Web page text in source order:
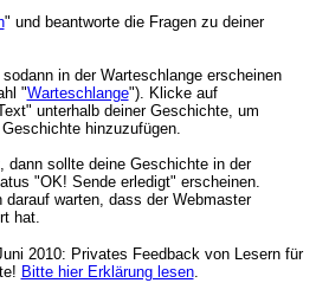
" und beantworte die Fragen zu deiner
in der Warteschlange erscheinen
"Warteschlange"). Klicke auf
unterhalb deiner Geschichte, um
hinzuzufügen.
sollte deine Geschichte in der
"OK! Sende erledigt" erscheinen.
darauf warten, dass der Webmaster
hat.
2010: Privates Feedback von Lesern für
Bitte hier Erklärung lesen.